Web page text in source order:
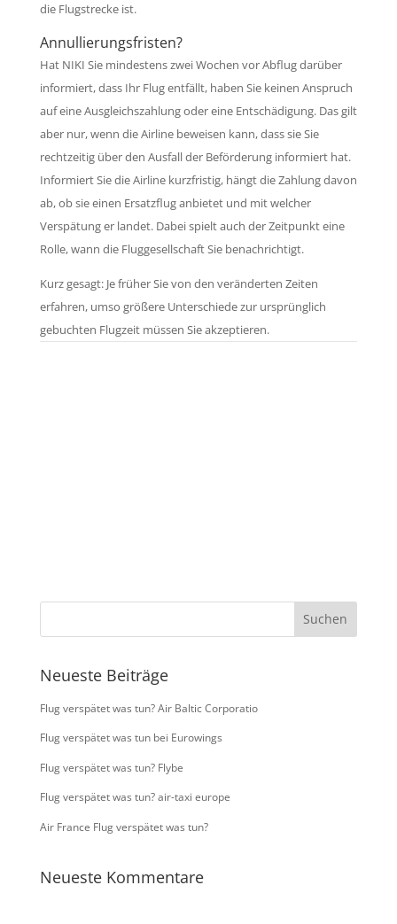
die Flugstrecke ist.
Annullierungsfristen?
Hat NIKI Sie mindestens zwei Wochen vor Abflug darüber
informiert, dass Ihr Flug entfällt, haben Sie keinen Anspruch
auf eine Ausgleichszahlung oder eine Entschädigung. Das gilt
aber nur, wenn die Airline beweisen kann, dass sie Sie
rechtzeitig über den Ausfall der Beförderung informiert hat.
Informiert Sie die Airline kurzfristig, hängt die Zahlung davon
ab, ob sie einen Ersatzflug anbietet und mit welcher
Verspätung er landet. Dabei spielt auch der Zeitpunkt eine
Rolle, wann die Fluggesellschaft Sie benachrichtigt.
Kurz gesagt: Je früher Sie von den veränderten Zeiten
erfahren, umso größere Unterschiede zur ursprünglich
gebuchten Flugzeit müssen Sie akzeptieren.
Neueste Beiträge
Flug verspätet was tun? Air Baltic Corporatio
Flug verspätet was tun bei Eurowings
Flug verspätet was tun? Flybe
Flug verspätet was tun? air-taxi europe
Air France Flug verspätet was tun?
Neueste Kommentare